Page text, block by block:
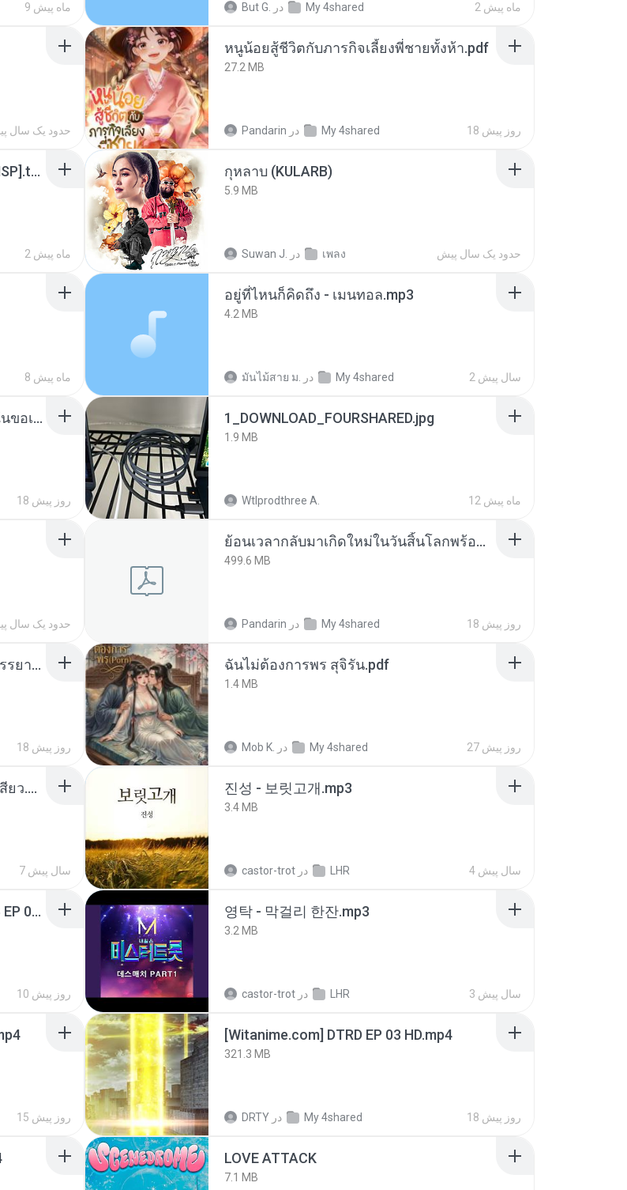
9 ماه پیش But G. در My 4shared 2 ماه پیش
حدود یک سال
หนูน้อยสู้ชีวิตกับภารกิจเลี้ยงพี่ชายทั้งห้า.pdf
27.2 MB
Pandarin در My 4shared 18 روز پیش
Tomodachi Life Living the Dream [NSP].torrent
2 ماه پیش
กุหลาบ (KULARB)
5.9 MB
Suwan J. در เพลง حدود یک سال پیش
8 ماه پیش
อยู่ที่ไหนก็คิดถึง - เมนทอล.mp3
4.2 MB
มันไม้สาย ม. در My 4shared 2 سال پیش
ย้อนเวลากลับมาในยุค 70 ชีวิตครั้งนี้ฉันขอเลือกเอง จบ.pdf
18 روز پیش
1_DOWNLOAD_FOURSHARED.jpg
1.9 MB
Wtlprodthree A. 12 ماه پیش
حدود یک سال
ย้อนเวลากลับมาเกิดใหม่ในวันสิ้นโลกพร้อมมิติส่วนตัว 1-443 [จบ] - 揍趴长颈鹿.pdf
499.6 MB
Pandarin در My 4shared 18 روز پیش
เกิดใหม่อีกครา อี๋เหนียงอย่างข้าเป็นภรรยาขุนนาง 1_ST.pdf
18 روز پیش
ฉันไม่ต้องการพร สุจิรัน.pdf
1.4 MB
Mob K. در My 4shared 27 روز پیش
เมียน้อยเหงา พาเสียวค่ะ18+เล่าเรื่องเสียว.mp3
7 سال پیش
진성 - 보릿고개.mp3
3.4 MB
castor-trot در LHR 4 سال پیش
[Witanime.com] RKNGMNNTSRCMB EP 06 HD.mp4
10 روز پیش
영탁 - 막걸리 한잔.mp3
3.2 MB
castor-trot در LHR 3 سال پیش
15 روز پیش
[Witanime.com] DTRD EP 03 HD.mp4
321.3 MB
DRTY در My 4shared 18 روز پیش
LOVE ATTACK
7.1 MB